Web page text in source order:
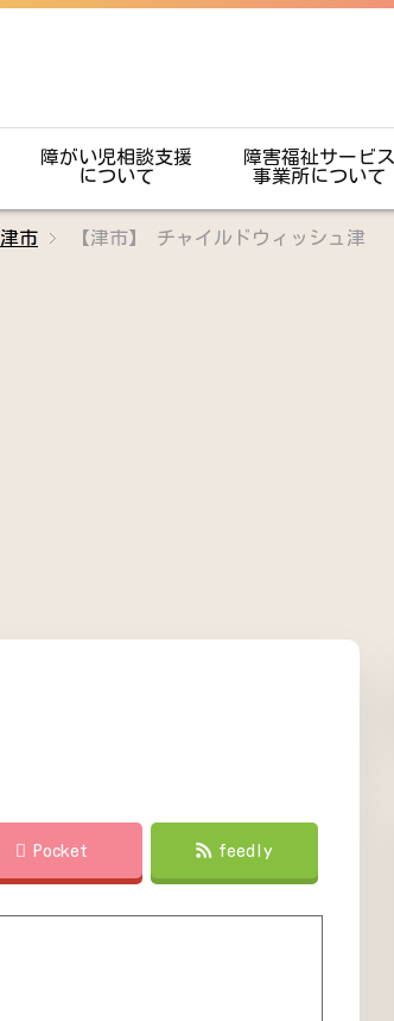
障がい児相談支援
について
障害福祉サービス
事業所について
津市 【津市】 チャイルドウィッシュ津
Pocket feedly